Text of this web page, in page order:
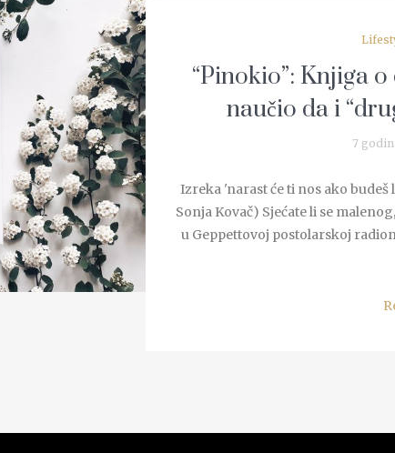
“Pinokio”: Knjiga
naučio da i
7
Izreka 'narast će ti nos ako
Sonja Kovač) Sjećate li se
u Geppettovoj postolarskoj